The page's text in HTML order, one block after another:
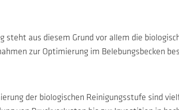
aus diesem Grund vor allem die
zur Optimierung im Belebungsbecken
der biologischen Reinigungsstufe sind